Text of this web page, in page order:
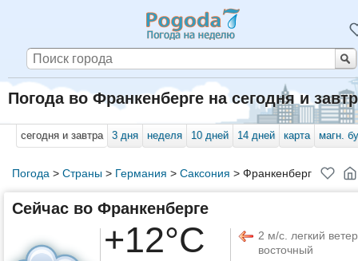
Погода во Франкенберге на сегодня и
сегодня и завтра 3 дня неделя 10 дней 14 дней карта магн.
Погода > Страны> Германия > Саксония > Франкенберг
Сейчас во Франкенберге
+12°C
2 м/с. легкий
восточный